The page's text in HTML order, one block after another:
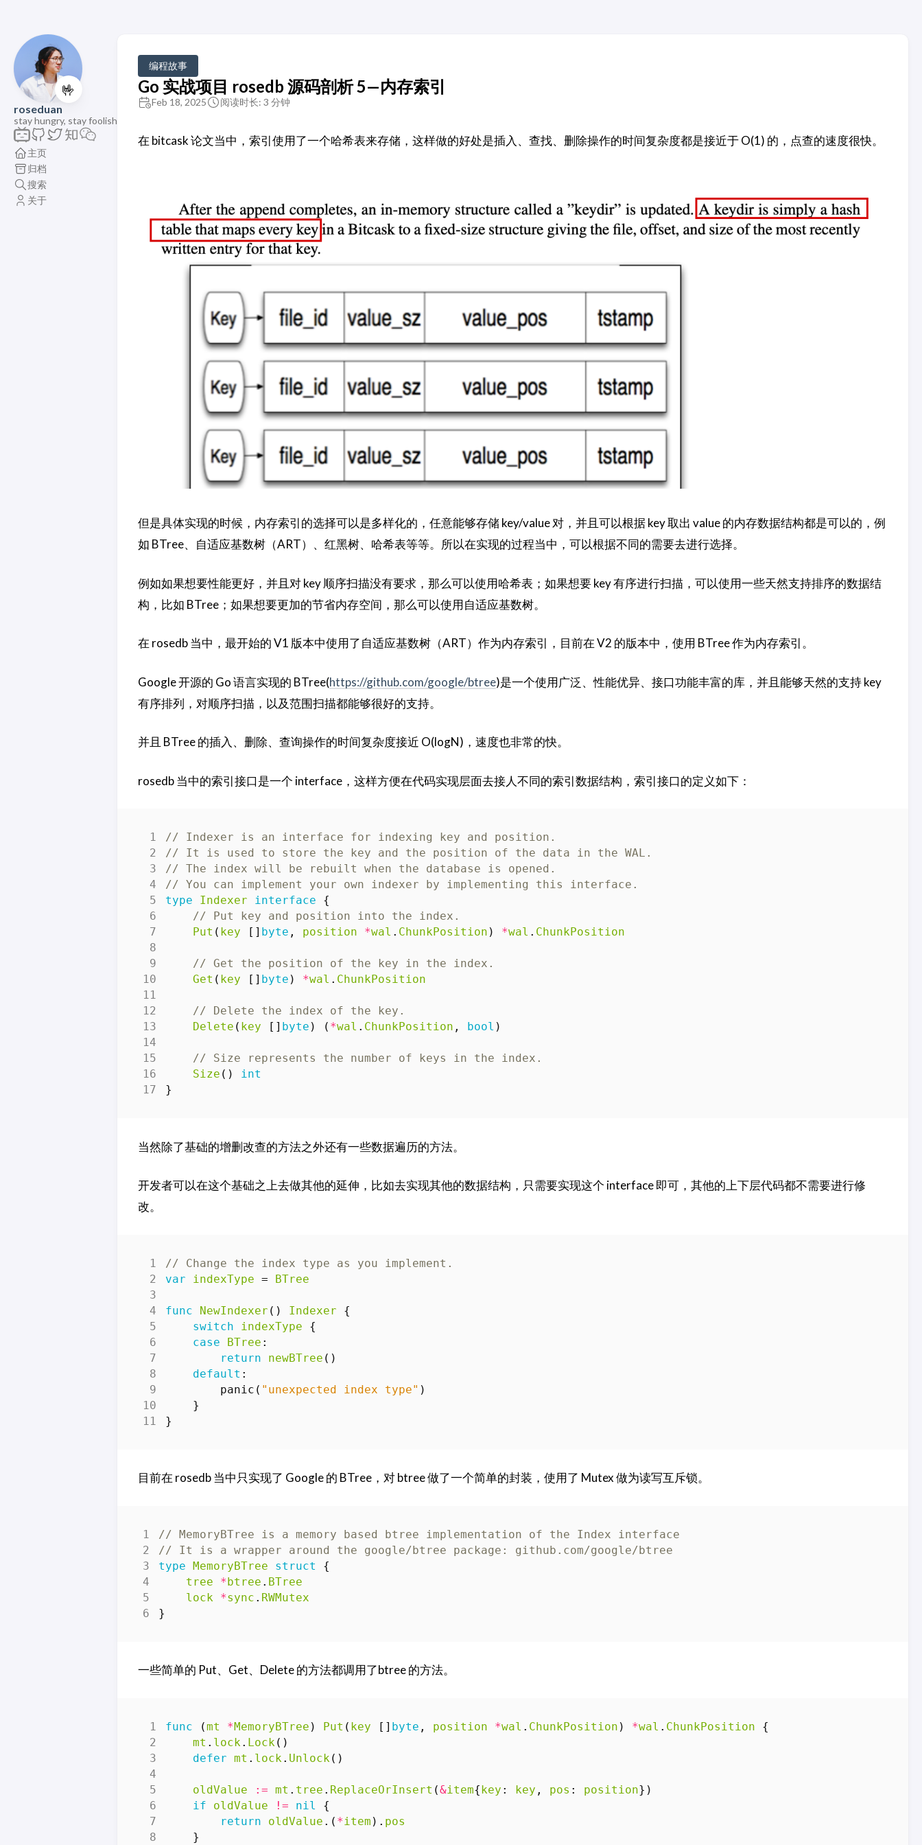
🤟
roseduan
stay hungry, stay foolish
主页
归档
搜索
关于
编程故事
Go 实战项目 rosedb 源码剖析 5—内存索引
Feb 18, 2025 阅读时长: 3 分钟
在 bitcask 论文当中，索引使用了一个哈希表来存储，这样做的好处是插入、查找、删除操作的时间复杂度都是接近于 O(1) 的，点查的速度很快。
但是具体实现的时候，内存索引的选择可以是多样化的，任意能够存储 key/value 对，并且可以根据 key 取出 value 的内存数据结构都是可以的，例
如 BTree、自适应基数树（ART）、红黑树、哈希表等等。所以在实现的过程当中，可以根据不同的需要去进行选择。
例如如果想要性能更好，并且对 key 顺序扫描没有要求，那么可以使用哈希表；如果想要 key 有序进行扫描，可以使用一些天然支持排序的数据结
构，比如 BTree；如果想要更加的节省内存空间，那么可以使用自适应基数树。
在 rosedb 当中，最开始的 V1 版本中使用了自适应基数树（ART）作为内存索引，目前在 V2 的版本中，使用 BTree 作为内存索引。
Google 开源的 Go 语言实现的 BTree(https://github.com/google/btree)是一个使用广泛、性能优异、接口功能丰富的库，并且能够天然的支持 key
有序排列，对顺序扫描，以及范围扫描都能够很好的支持。
并且 BTree 的插入、删除、查询操作的时间复杂度接近 O(logN)，速度也非常的快。
rosedb 当中的索引接口是一个 interface，这样方便在代码实现层面去接人不同的索引数据结构，索引接口的定义如下：
// Indexer is an interface for indexing key and position.
// It is used to store the key and the position of the data in the WAL.
// The index will be rebuilt when the database is opened.
// You can implement your own indexer by implementing this interface.
type
Indexer interface
{
// Put key and position into the index.
Put ( key [] byte , position *wal . ChunkPosition ) *wal . ChunkPosition
// Get the position of the key in the index.
Get ( key [] byte ) *wal . ChunkPosition
// Delete the index of the key.
Delete ( key [] byte ) ( *wal . ChunkPosition , bool )
// Size represents the number of keys in the index.
Size ()
int
}
当然除了基础的增删改查的方法之外还有一些数据遍历的方法。
开发者可以在这个基础之上去做其他的延伸，比如去实现其他的数据结构，只需要实现这个 interface 即可，其他的上下层代码都不需要进行修
改。
// Change the index type as you implement.
var
indexType = BTree
func NewIndexer () Indexer
{
switch
indexType
{
case
BTree :
return
newBTree ()
default :
panic ( "unexpected index type" )
}
}
目前在 rosedb 当中只实现了 Google 的 BTree，对 btree 做了一个简单的封装，使用了 Mutex 做为读写互斥锁。
// MemoryBTree is a memory based btree implementation of the Index interface
// It is a wrapper around the google/btree package: github.com/google/btree
type MemoryBTree struct
{
tree
*btree . BTree
lock
*sync . RWMutex
}
一些简单的 Put、Get、Delete 的方法都调用了btree 的方法。
func (mt *MemoryBTree ) Put ( key [] byte , position *wal . ChunkPosition ) *wal . ChunkPosition
{
mt . lock . Lock ()
defer mt . lock . Unlock ()
oldValue := mt . tree . ReplaceOrInsert (&item{key : key , pos : position})
if
oldValue != nil
{
return
oldValue .( *item ). pos
}